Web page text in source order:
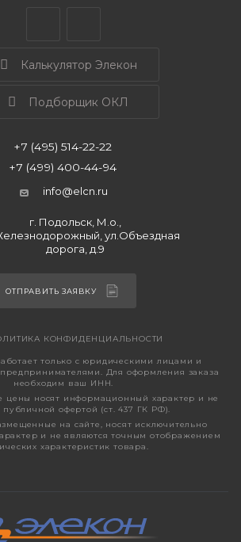
Калькулятор Элекон
Подборщик ОКЛ
+7 (495) 514-22-22
+7 (499) 400-44-94
info@elcn.ru
г. Подольск, М.о.,
ул.Объездная
дорога, д.9
ОТПРАВИТЬ ЗАЯВКУ
КОНФИДЕНЦИАЛЬНОСТИ
только с юридическими лицами и
Для оформления заказа
необходим ваш ИНН.
цены носят информационный характер и не
публичной офертой (ст. 437 ГК РФ).
на сайте, носят исключительно
и не являются точным отображением
характеристик товара.